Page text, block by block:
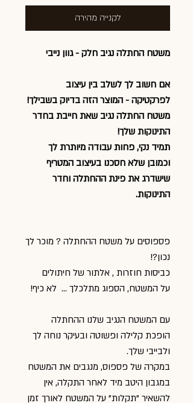
לקנייה מהירה
משטח החתלה נגיב חלק - גוון נייבי
אם חשוב לך לשלב בין עיצוב
לפרקטיקה - המוצר הזה בדיוק בשבילך!
משטח החתלה נגיב שאת חייבת בחדר
התינוקות שלך!
תמיד נקי, פחות עבודה מיותרת לך
וכמובן שלא חסכנו בעיצוב המטריף
שישדרג את פינת ההחתלה וחדר
התינוקות.
פספוסים על משטח ההחתלה ? מוכר לך
נכון?!
כביסות חוזרות , אלתור של חיתולים
על המשטח, הספוג מתלכלך ... לא כיף!
עם המשטח הנגיב שלנו ההחתלה
הופכת קלילה ופשוטה ובעיקר נוחה לך
ולבייבי שלך.
במקרה של פספוס, מנגבים את המשטח
במגבון היטב מיד לאחר התקלה, אין
להשאיר "תקלות" על המשטח לאורך זמן